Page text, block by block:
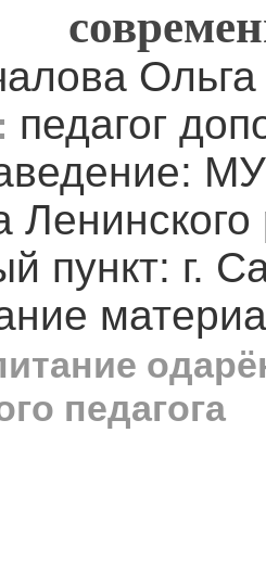
педагог
пункт: г.
педагога